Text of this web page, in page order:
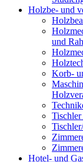
Holzbe- und
und
Korb-
Hotel- und